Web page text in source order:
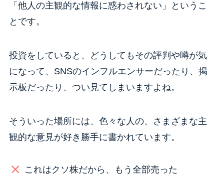
「他人の主観的な情報に惑わされない」というこ
とです。
投資をしていると、どうしてもその評判や噂が気
になって、SNSのインフルエンサーだったり、掲
示板だったり、つい見てしまいますよね。
そういった場所には、色々な人の、さまざまな主
観的な意見が好き勝手に書かれています。
これはクソ株だから、もう全部売った